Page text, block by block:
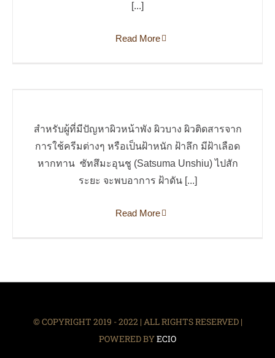
[...]
Read More
อุนชู”
ไม่มีหมวดหมู่
สำหรับผู้ที่มีปัญหาผิวหน้าพัง ผิวบาง ผิวติดสารจาก
การใช้ครีมต่างๆ หรือเป็นฝ้าหนัก ฝ้าลึก มีฝ้าเลือด
หากทาน ซัทสึมะอุนชู (Satsuma Unshiu) ไปสัก
ระยะ จะพบอาการ ฝ้าดัน [...]
Read More
© COPYRIGHT 2019 - 2022 | ALL RIGHTS RESERVED |
POWERED BYECIO